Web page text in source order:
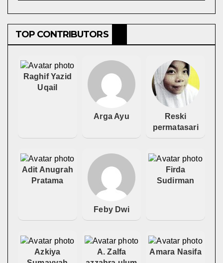
TOP CONTRIBUTORS
Raghif Yazid
Uqail
Arga Ayu
Reski
permatasari
Adit Anugrah
Pratama
Feby Dwi
Firda
Sudirman
Azkiya
A. Zalfa
Amara Nasifa